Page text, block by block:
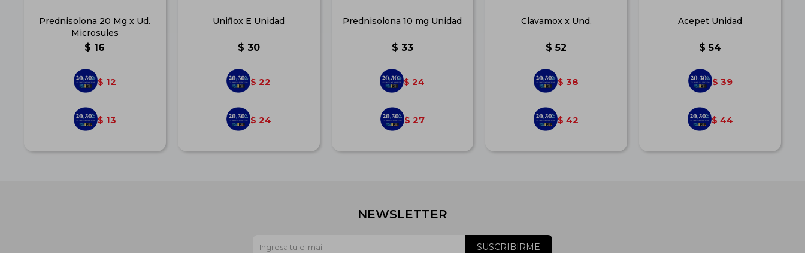
Prednisolona 20 Mg x Ud.
Microsules
$ 16
$ 12
$ 13
Uniflox E Unidad
$ 30
$ 22
$ 24
Prednisolona 10 mg Unidad
$ 33
$ 24
$ 27
Clavamox x Und.
$ 52
$ 38
$ 42
Acepet Unidad
$ 54
$ 39
$ 44
NEWSLETTER
SUSCRIBIRME